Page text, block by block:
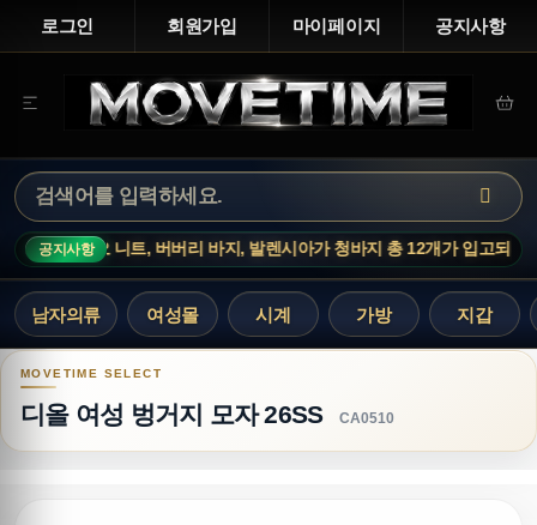
로그인 회원가입 마이페이지 공지사항
공지사항
버버리 바지, 발렌시아가 청바지 총 12개가 입고되었습니다. 신
남자의류 여성몰 시계 가방 지갑
디올 여성 벙거지 모자 26SS
디올 여성 벙거지 모자 26SS CA0510